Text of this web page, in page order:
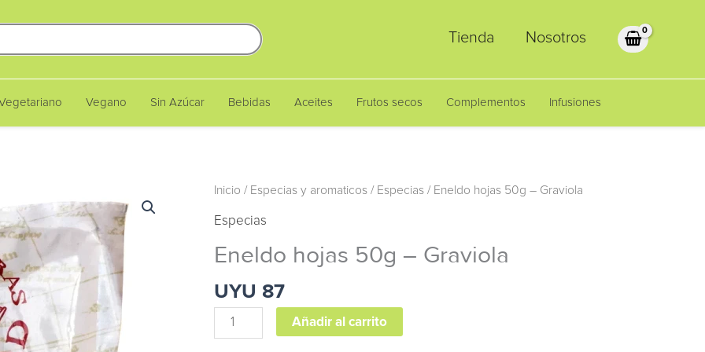
Tienda Nosotros
Vegano Sin Azúcar Bebidas Aceites Frutos secos Complementos Infusiones
Inicio / Especias y aromaticos / Especias / Eneldo hojas 50g – Graviola
Especias
Eneldo hojas 50g – Graviola
UYU 87
Eneldo
cantidad
Añadir al carrito